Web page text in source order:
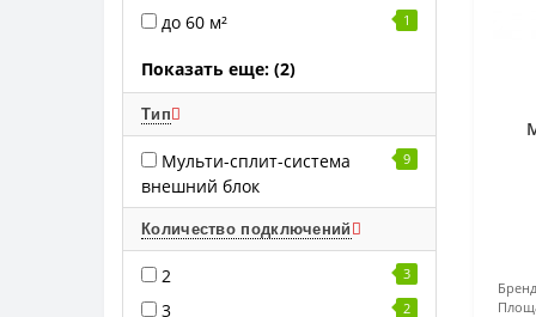
до 60 м² 1
Показать еще: (2)
Тип
Мульти-сплит-система
внешний блок
9
Количество подключений
2 3
3 2